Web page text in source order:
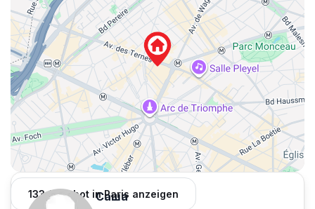
133 Angebot in Paris anzeigen
Саша